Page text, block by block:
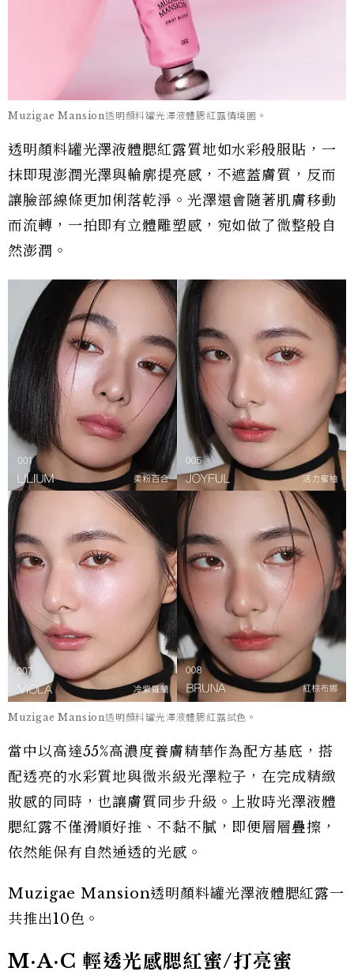
Muzigae Mansion透明顏料罐光澤液體腮紅露情境圖。
透明顏料罐光澤液體腮紅露質地如水彩般服貼，一
抹即現澎潤光澤與輪廓提亮感，不遮蓋膚質，反而
讓臉部線條更加俐落乾淨。光澤還會隨著肌膚移動
而流轉，一拍即有立體雕塑感，宛如做了微整般自
然澎潤。
Muzigae Mansion透明顏料罐光澤液體腮紅露試色。
當中以高達55%高濃度養膚精華作為配方基底，搭
配透亮的水彩質地與微米級光澤粒子，在完成精緻
妝感的同時，也讓膚質同步升級。上妝時光澤液體
腮紅露不僅滑順好推、不黏不膩，即便層層疊擦，
依然能保有自然通透的光感。
Muzigae Mansion透明顏料罐光澤液體腮紅露一
共推出10色。
M·A·C 輕透光感腮紅蜜/打亮蜜